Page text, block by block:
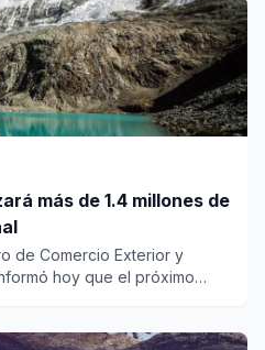
más de 1.4 millones de
de Comercio Exterior y
hoy que el próximo